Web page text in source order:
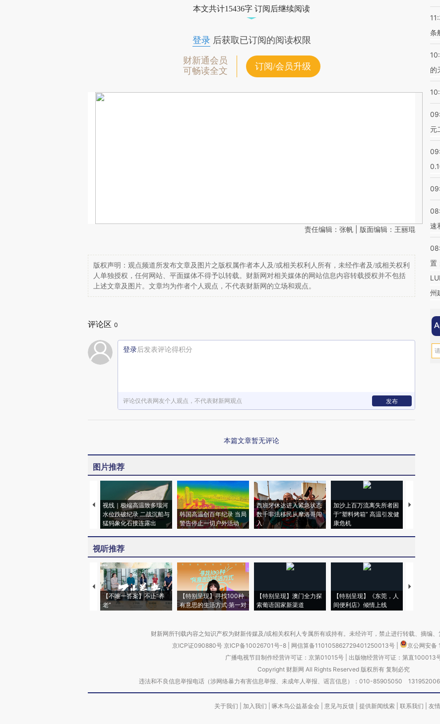
本文共计15436字 订阅后继续阅读
登录后获取已订阅的阅读权限
财新通会员
可畅读全文
订阅/会员升级
责任编辑：张帆 | 版面编辑：王丽琨
版权声明：观点频道所发布文章及图片之版权属作者本人及/或相关权利人所有，未经作者及/或相关权利
人单独授权，任何网站、平面媒体不得予以转载。财新网对相关媒体的网站信息内容转载授权并不包括
上述文章及图片。文章均为作者个人观点，不代表财新网的立场和观点。
评论区 0
登录后发表评论得积分
评论仅代表网友个人观点，不代表财新网观点 发布
本篇文章暂无评论
图片推荐
视线｜极端高温致多瑙河
水位跌破纪录 二战沉船与
猛犸象化石接连露出
韩国高温创百年纪录 当局
警告停止一切户外活动
西班牙休达进入紧急状态
数千非法移民从摩洛哥闯
入
加沙上百万流离失所者困
于“塑料烤箱” 高温引发健
康危机
视线｜
视听推荐
【不唯一答案】不止“养
老”
【特别呈现】寻找100种
有意思的生活方式·第一对
【特别呈现】澳门全力探
索葡语国家新渠道
【特别呈现】《东莞，人
间便利店》倾情上线
【推广】
条
的
元
速
置
州
财新网所刊载内容之知识产权为财新传媒及/或相关权利人专属所有或持有。未经许可，禁止进行转载、摘编、
京ICP证090880号 京ICP备10026701号-8 网信算备110105862729401250013号
京公网安
广播电视节目制作经营许可证：京第01015号| 出版物经营许可证：第直100013
Copyright 财新网 All Rights Reserved 版权所有 复制必究
违法和不良信息举报电话（涉网络暴力有害信息举报、未成年人举报、谣言信息）：010-85905050
关于我们 加入我们 啄木鸟公益基金会 意见与反馈 提供新闻线索 联系我们 友